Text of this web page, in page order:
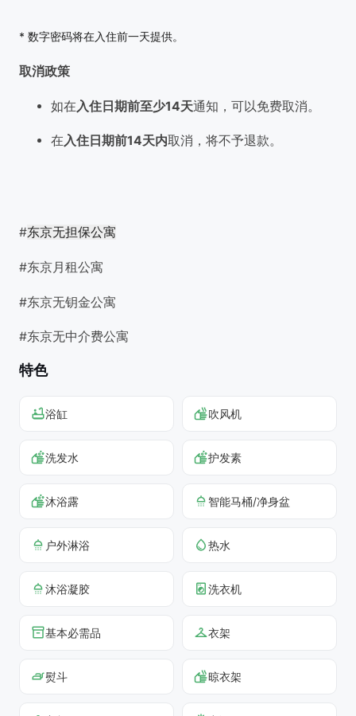
* 数字密码将在入住前一天提供。
取消政策
如在 入住日期前至少14天通知，可以免费取消。
在入住日期前14天内取消，将不予退款。
#东京无担保公寓
#东京月租公寓
#东京无钥金公寓
#东京无中介费公寓
特色
浴缸 吹风机
洗发水 护发素
沐浴露 智能马桶/净身盆
户外淋浴 热水
沐浴凝胶 洗衣机
基本必需品 衣架
熨斗 晾衣架